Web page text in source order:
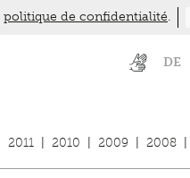
DE
2011 2010 2009 2008
politique de confidentialité.